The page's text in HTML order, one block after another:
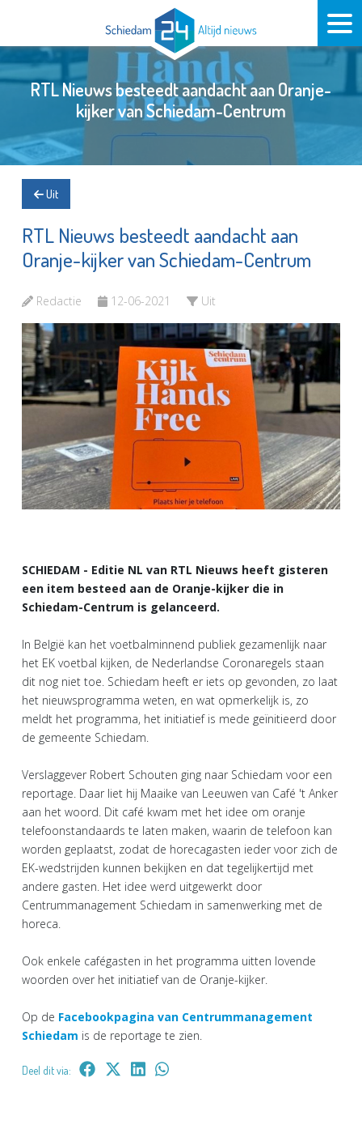
RTL Nieuws besteedt aandacht aan Oranje-
kijker van Schiedam-Centrum
Uit
RTL Nieuws besteedt aandacht aan
Oranje-kijker van Schiedam-Centrum
Redactie 12-06-2021 Uit
SCHIEDAM - Editie NL van RTL Nieuws heeft gisteren
een item besteed aan de Oranje-kijker die in
Schiedam-Centrum is gelanceerd.
In België kan het voetbalminnend publiek gezamenlijk naar
het EK voetbal kijken, de Nederlandse Coronaregels staan
dit nog niet toe. Schiedam heeft er iets op gevonden, zo laat
het nieuwsprogramma weten, en wat opmerkelijk is, zo
meldt het programma, het initiatief is mede geïnitieerd door
de gemeente Schiedam.
Verslaggever Robert Schouten ging naar Schiedam voor een
reportage. Daar liet hij Maaike van Leeuwen van Café 't Anker
aan het woord. Dit café kwam met het idee om oranje
telefoonstandaards te laten maken, waarin de telefoon kan
worden geplaatst, zodat de horecagasten ieder voor zich de
EK-wedstrijden kunnen bekijken en dat tegelijkertijd met
andere gasten. Het idee werd uitgewerkt door
Centrummanagement Schiedam in samenwerking met de
horeca.
Ook enkele cafégasten in het programma uitten lovende
woorden over het initiatief van de Oranje-kijker.
Op de Facebookpagina van Centrummanagement
Schiedam is de reportage te zien.
Deel dit via: